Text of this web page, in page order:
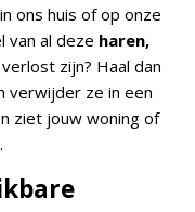
ons huis of op onze
van al deze haren,
verlost zijn? Haal dan
verwijder ze in een
ziet jouw woning of